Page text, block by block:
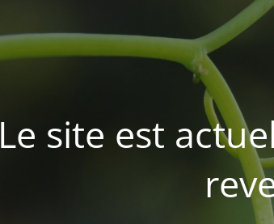
Le site est